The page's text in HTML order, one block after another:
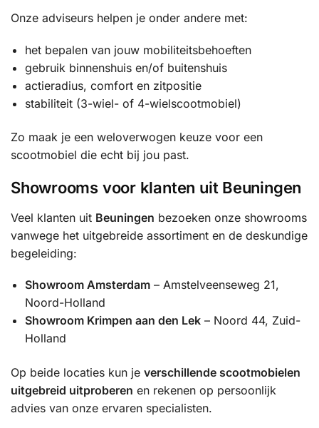
Onze adviseurs helpen je onder andere met:
het bepalen van jouw mobiliteitsbehoeften
gebruik binnenshuis en/of buitenshuis
actieradius, comfort en zitpositie
stabiliteit (3-wiel- of 4-wielscootmobiel)
Zo maak je een weloverwogen keuze voor een
scootmobiel die echt bij jou past.
Showrooms voor klanten uit Beuningen
Veel klanten uit Beuningen bezoeken onze showrooms
vanwege het uitgebreide assortiment en de deskundige
begeleiding:
Showroom Amsterdam – Amstelveenseweg 21,
Noord-Holland
Showroom Krimpen aan den Lek – Noord 44, Zuid-
Holland
Op beide locaties kun je verschillende scootmobielen
uitgebreid uitproberen en rekenen op persoonlijk
advies van onze ervaren specialisten.